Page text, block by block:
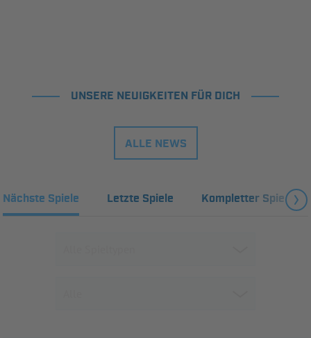
UNSERE NEUIGKEITEN FÜR DICH
ALLE NEWS
Nächste Spiele Letzte Spiele Kompletter Spielplan